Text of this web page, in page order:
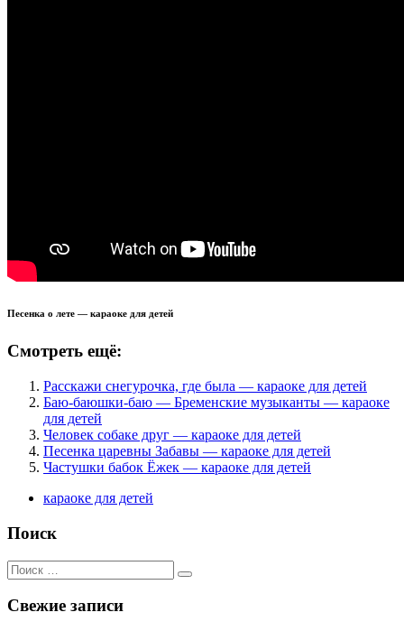
Песенка о лете — караоке для детей
Смотреть ещё:
Расскажи снегурочка, где была — караоке для детей
Баю-баюшки-баю — Бременские музыканты — караоке
для детей
Человек собаке друг — караоке для детей
Песенка царевны Забавы — караоке для детей
Частушки бабок Ёжек — караоке для детей
караоке для детей
Поиск
Поиск
для:
Свежие записи